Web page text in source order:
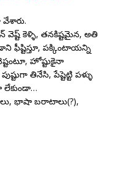
వెష్ట్ కెళ్ళి, తనకిష్టమైన, అతి
ఫీష్టిస్తూ, పక్కింటాయన్ని
హోష్టుకైనా
తినేసి, పేష్టెట్టి పళ్ళు
లేకుండా…
భాషా బరాటాలు(?),